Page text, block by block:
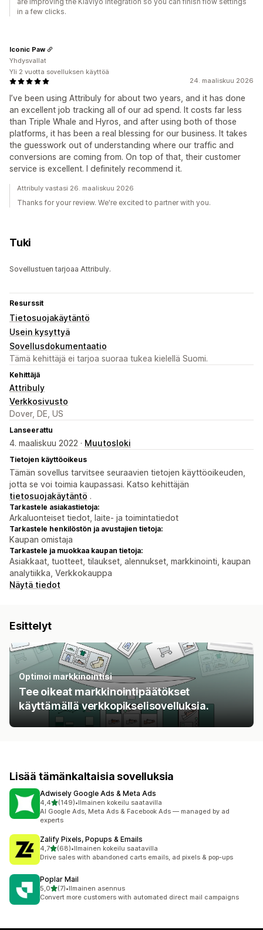
in a few clicks.
24. maaliskuu 2026
I’ve been using Attribuly for about two years, and it has done
an excellent job tracking all of our ad spend. It costs far less
than Triple Whale and Hyros, and after using both of those
platforms, it has been a real blessing for our business. It takes
the guesswork out of understanding where our traffic and
conversions are coming from. On top of that, their customer
service is excellent. I definitely recommend it.
Iconic Paw
Yhdysvallat
Yli 2 vuotta sovelluksen käyttöä
Attribuly vastasi 26. maaliskuu 2026
Thanks for your review. We're excited to partner with you.
Tuki
Sovellustuen tarjoaa Attribuly.
Resurssit
Tietosuojakäytäntö
Usein kysyttyä
Sovellusdokumentaatio
Tämä kehittäjä ei tarjoa suoraa tukea kielellä Suomi.
Kehittäjä
Attribuly
Verkkosivusto
Dover, DE, US
Lanseerattu
4. maaliskuu 2022 · Muutosloki
Tietojen käyttöoikeus
Tämän sovellus tarvitsee seuraavien tietojen käyttöoikeuden,
jotta se voi toimia kaupassasi. Katso kehittäjän
tietosuojakäytäntö .
Tarkastele asiakastietoja:
Arkaluonteiset tiedot, laite- ja toimintatiedot
Tarkastele henkilöstön ja avustajien tietoja:
Kaupan omistaja
Tarkastele ja muokkaa kaupan tietoja:
Asiakkaat, tuotteet, tilaukset, alennukset, markkinointi, kaupan
analytiikka, Verkkokauppa
Näytä tiedot
Esittelyt
Optimoi markkinointisi
Tee oikeat markkinointipäätökset
käyttämällä verkkopikselisovelluksia.
Lisää tämänkaltaisia sovelluksia
Adwisely Google Ads & Meta Ads
4,4/ 5 tähteä
(149)
149 arvostelua yhteensä
•Ilmainen kokeilu saatavilla
AI Google Ads, Meta Ads & Facebook Ads — managed by ad
experts
Zalify Pixels, Popups & Emails
4,7/ 5 tähteä
(68)
68 arvostelua yhteensä
•Ilmainen kokeilu saatavilla
Drive sales with abandoned carts emails, ad pixels & pop-ups
Poplar Mail
5,0/ 5 tähteä
(7)
7 arvostelua yhteensä
•Ilmainen asennus
Convert more customers with automated direct mail campaigns